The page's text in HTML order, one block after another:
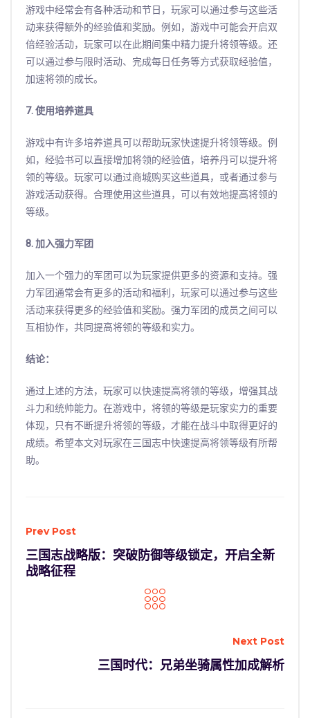
游戏中经常会有各种活动和节日，玩家可以通过参与这些活
动来获得额外的经验值和奖励。例如，游戏中可能会开启双
倍经验活动，玩家可以在此期间集中精力提升将领等级。还
可以通过参与限时活动、完成每日任务等方式获取经验值，
加速将领的成长。
7. 使用培养道具
游戏中有许多培养道具可以帮助玩家快速提升将领等级。例
如，经验书可以直接增加将领的经验值，培养丹可以提升将
领的等级。玩家可以通过商城购买这些道具，或者通过参与
游戏活动获得。合理使用这些道具，可以有效地提高将领的
等级。
8. 加入强力军团
加入一个强力的军团可以为玩家提供更多的资源和支持。强
力军团通常会有更多的活动和福利，玩家可以通过参与这些
活动来获得更多的经验值和奖励。强力军团的成员之间可以
互相协作，共同提高将领的等级和实力。
结论：
通过上述的方法，玩家可以快速提高将领的等级，增强其战
斗力和统帅能力。在游戏中，将领的等级是玩家实力的重要
体现，只有不断提升将领的等级，才能在战斗中取得更好的
成绩。希望本文对玩家在三国志中快速提高将领等级有所帮
助。
Prev Post
三国志战略版：突破防御等级锁定，开启全新
战略征程
Next Post
三国时代：兄弟坐骑属性加成解析